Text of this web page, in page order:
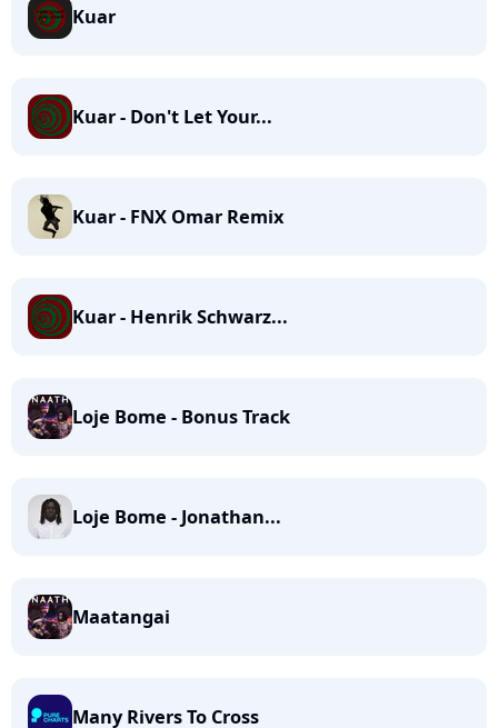
Kuar
Kuar - Don't Let Your...
Kuar - FNX Omar Remix
Kuar - Henrik Schwarz...
Loje Bome - Bonus Track
Loje Bome - Jonathan...
Maatangai
Many Rivers To Cross